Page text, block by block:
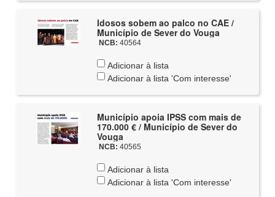
Idosos sobem ao palco no CAE /
Município de Sever do Vouga
NCB: 40564
Adicionar à lista
Adicionar à lista 'Com interesse'
Município apoia IPSS com mais de
170.000 € / Município de Sever do
Vouga
NCB: 40565
Adicionar à lista
Adicionar à lista 'Com interesse'